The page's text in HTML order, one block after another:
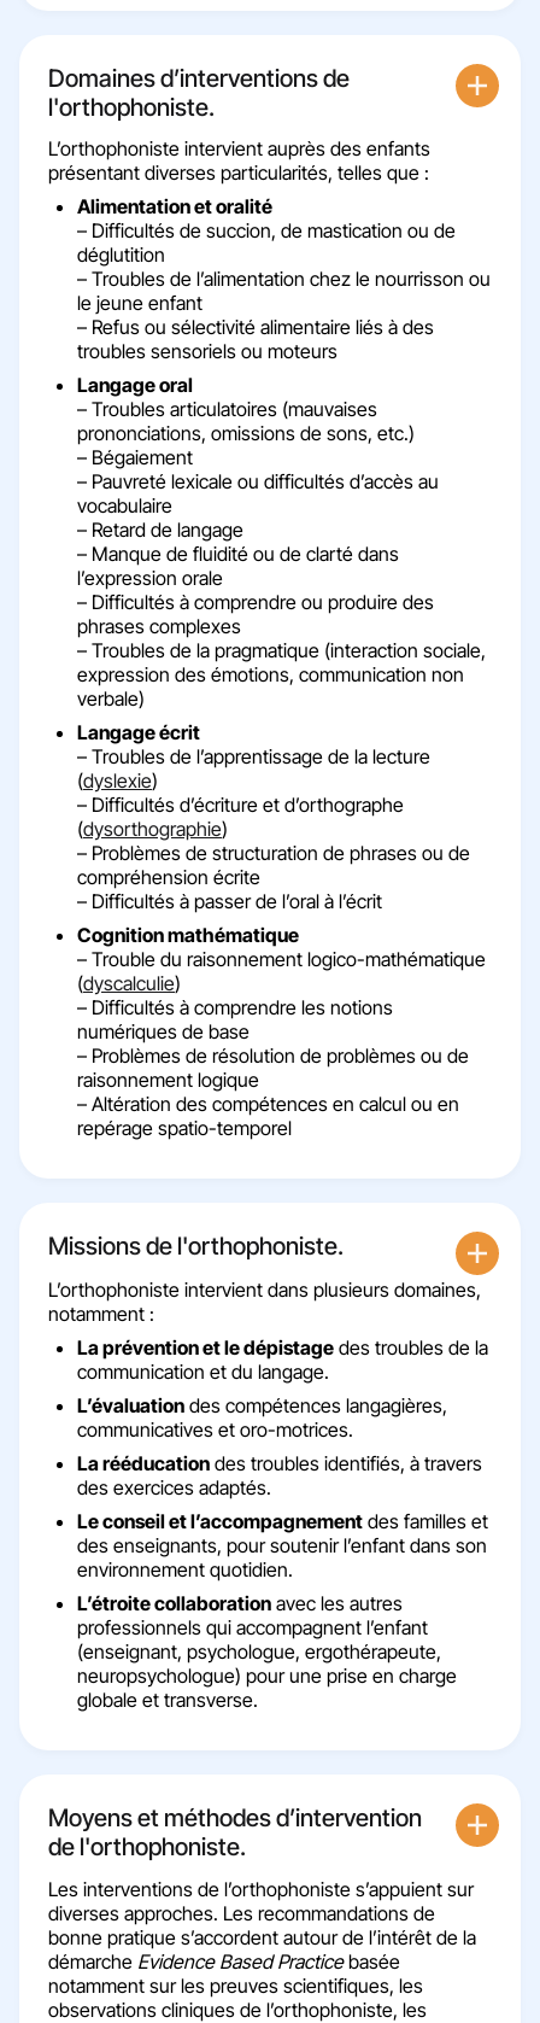
Domaines d’interventions de
l'orthophoniste.
L’orthophoniste intervient auprès des enfants
présentant diverses particularités, telles que :
Alimentation et oralité
– Difficultés de succion, de mastication ou de
déglutition
– Troubles de l’alimentation chez le nourrisson ou
le jeune enfant
– Refus ou sélectivité alimentaire liés à des
troubles sensoriels ou moteurs
Langage oral
– Troubles articulatoires (mauvaises
prononciations, omissions de sons, etc.)
– Bégaiement
– Pauvreté lexicale ou difficultés d’accès au
vocabulaire
– Retard de langage
– Manque de fluidité ou de clarté dans
l’expression orale
– Difficultés à comprendre ou produire des
phrases complexes
– Troubles de la pragmatique (interaction sociale,
expression des émotions, communication non
verbale)
Langage écrit
– Troubles de l’apprentissage de la lecture
(dyslexie)
– Difficultés d’écriture et d’orthographe
(dysorthographie)
– Problèmes de structuration de phrases ou de
compréhension écrite
– Difficultés à passer de l’oral à l’écrit
Cognition mathématique
– Trouble du raisonnement logico-mathématique
(dyscalculie)
– Difficultés à comprendre les notions
numériques de base
– Problèmes de résolution de problèmes ou de
raisonnement logique
– Altération des compétences en calcul ou en
repérage spatio-temporel
Missions de l'orthophoniste​.
L’orthophoniste intervient dans plusieurs domaines,
notamment :
La prévention et le dépistage des troubles de la
communication et du langage.
L’évaluation des compétences langagières,
communicatives et oro-motrices.
La rééducation des troubles identifiés, à travers
des exercices adaptés.
Le conseil et l’accompagnement des familles et
des enseignants, pour soutenir l’enfant dans son
environnement quotidien.
L’étroite collaboration avec les autres
professionnels qui accompagnent l’enfant
(enseignant, psychologue, ergothérapeute,
neuropsychologue) pour une prise en charge
globale et transverse.
Moyens et méthodes d’intervention
de l'orthophoniste.
Les interventions de l’orthophoniste s’appuient sur
diverses approches. Les recommandations de
bonne pratique s’accordent autour de l’intérêt de la
démarche Evidence Based Practicebasée
notamment sur les preuves scientifiques, les
observations cliniques de l’orthophoniste, les